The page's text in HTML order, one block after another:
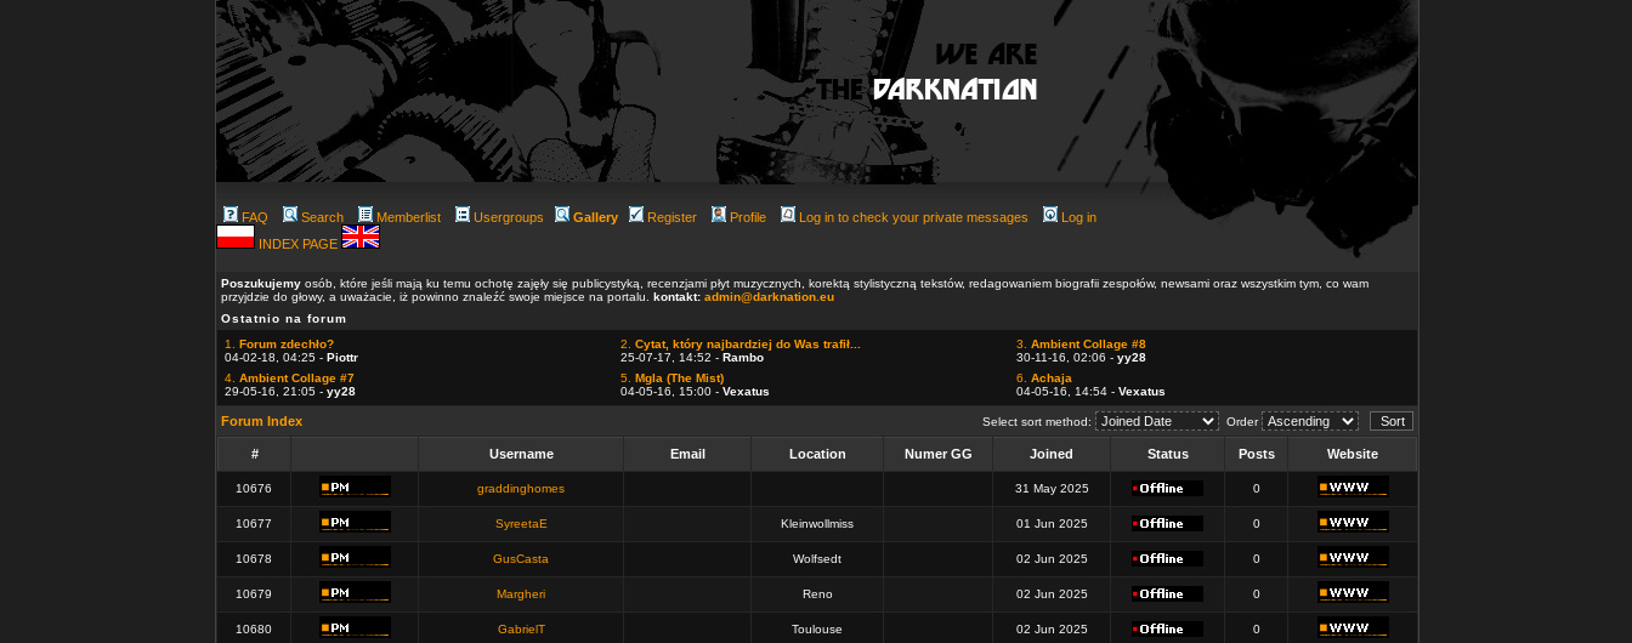
FAQ Search Memberlist Usergroups Gallery Register Profile Log in to check your private messages
Log in
INDEX PAGE
Poszukujemy osób, które jeśli mają ku temu ochotę zajęły się publicystyką, recenzjami płyt muzycznych, korektą stylistyczną tekstów, redagowaniem biografii zespołów, newsami oraz wszystkim tym, co wam
przyjdzie do głowy, a uważacie, iż powinno znaleźć swoje miejsce na portalu. kontakt: admin@darknation.eu
Ostatnio na forum
1. Forum zdechło?
04-02-18, 04:25 - Piottr
2. Cytat, który najbardziej do Was trafił...
25-07-17, 14:52 - Rambo
3. Ambient Collage #8
30-11-16, 02:06 - yy28
4. Ambient Collage #7
29-05-16, 21:05 - yy28
5. Mgla (The Mist)
04-05-16, 15:00 - Vexatus
6. Achaja
04-05-16, 14:54 - Vexatus
Forum Index Select sort method: Order
# Username Email Location Numer GG Joined Status Posts Website
10676 graddinghomes 31 May 2025 0
10677 SyreetaE Kleinwollmiss 01 Jun 2025 0
10678 GusCasta Wolfsedt 02 Jun 2025 0
10679 Margheri Reno 02 Jun 2025 0
10680 GabrielT Toulouse 02 Jun 2025 0